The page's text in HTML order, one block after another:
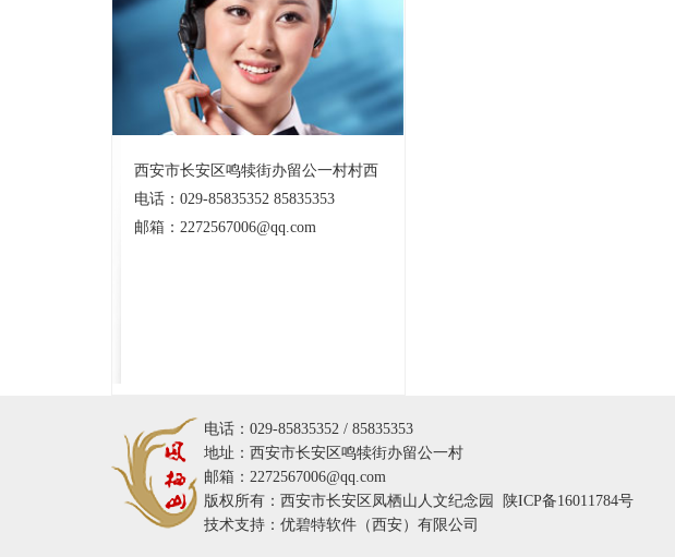
西安市长安区鸣犊街办留公一村村西
电话：029-85835352 85835353
邮箱：2272567006@qq.com
电话：029-85835352 / 85835353
地址：西安市长安区鸣犊街办留公一村
邮箱：2272567006@qq.com
版权所有：西安市长安区凤栖山人文纪念园
陕ICP备16011784号
技术支持： 优碧特软件（西安）有限公司